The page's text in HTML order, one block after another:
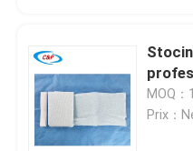
MOQ
Prix：